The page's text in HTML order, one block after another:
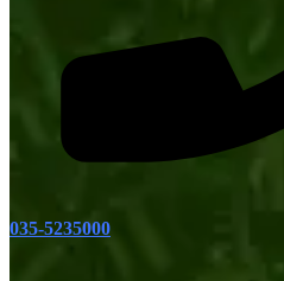
035-5235000